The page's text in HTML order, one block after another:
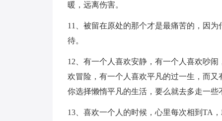
暖，远离伤害。
11、被留在原处的那个才是最痛苦的，因
待。
12、有一个人喜欢安静，有一个人喜欢吵
欢冒险，有一个人喜欢平凡的过一生，而
你选择懒惰平凡的生活，要么就去多走一些
13、喜欢一个人的时候，心里每次相到TA